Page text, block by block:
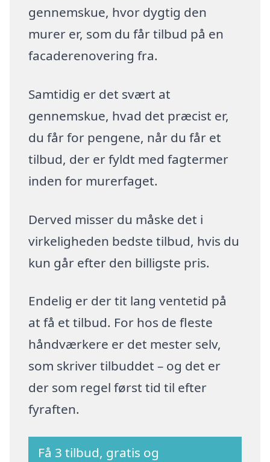
gennemskue, hvor dygtig den
murer er, som du får tilbud på en
facaderenovering fra.
Samtidig er det svært at
gennemskue, hvad det præcist er,
du får for pengene, når du får et
tilbud, der er fyldt med fagtermer
inden for murerfaget.
Derved misser du måske det i
virkeligheden bedste tilbud, hvis du
kun går efter den billigste pris.
Endelig er der tit lang ventetid på
at få et tilbud. For hos de fleste
håndværkere er det mester selv,
som skriver tilbuddet – og det er
der som regel først tid til efter
fyraften.
Få 3 tilbud, gratis og